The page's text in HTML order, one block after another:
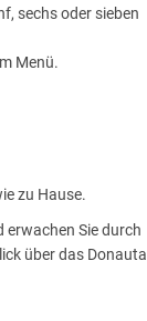
sechs oder sieben
Menü.
Produktion in
zu Hause.
erwachen Sie durch
über das Donautal